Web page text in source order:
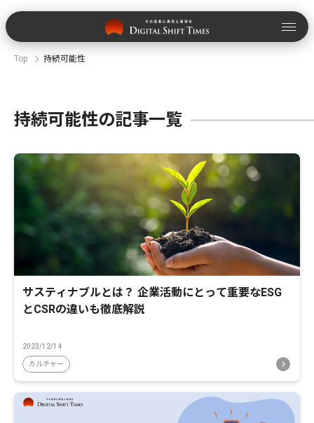
Top 持続可能性
持続可能性の記事一覧
サスティナブルとは？ 企業活動にとって重要なESG
とCSRの違いも徹底解説
2023/12/14
カルチャー